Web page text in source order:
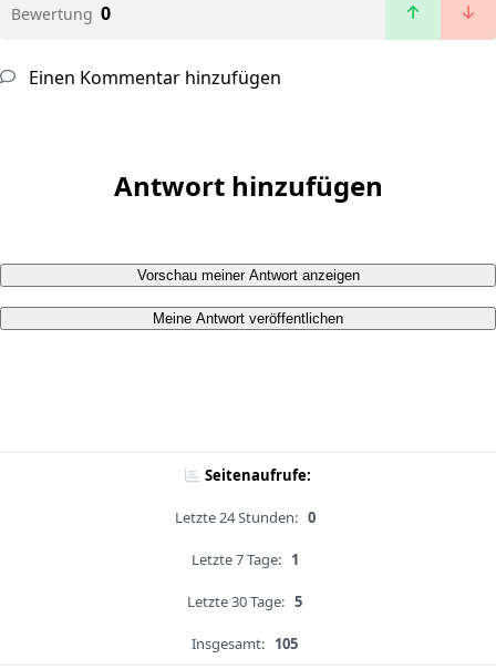
Bewertung 0
Einen Kommentar hinzufügen
Antwort hinzufügen
Vorschau meiner Antwort anzeigen
Meine Antwort veröffentlichen
Seitenaufrufe:
Letzte 24 Stunden: 0
Letzte 7 Tage: 1
Letzte 30 Tage: 5
Insgesamt: 105